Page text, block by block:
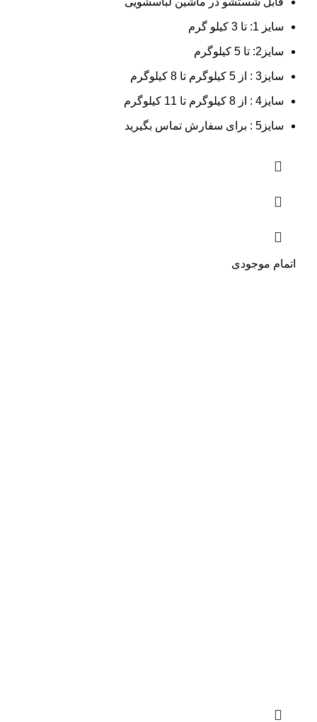
سایز 1: تا 3 کیلو گرم
سایز2: تا 5 کیلوگرم
سایز3 : از 5 کیلوگرم تا 8 کیلوگرم
سایز4 : از 8 کیلوگرم تا 11 کیلوگرم
سایز5 : برای سفارش تماس بگیرید
اتمام موجودی